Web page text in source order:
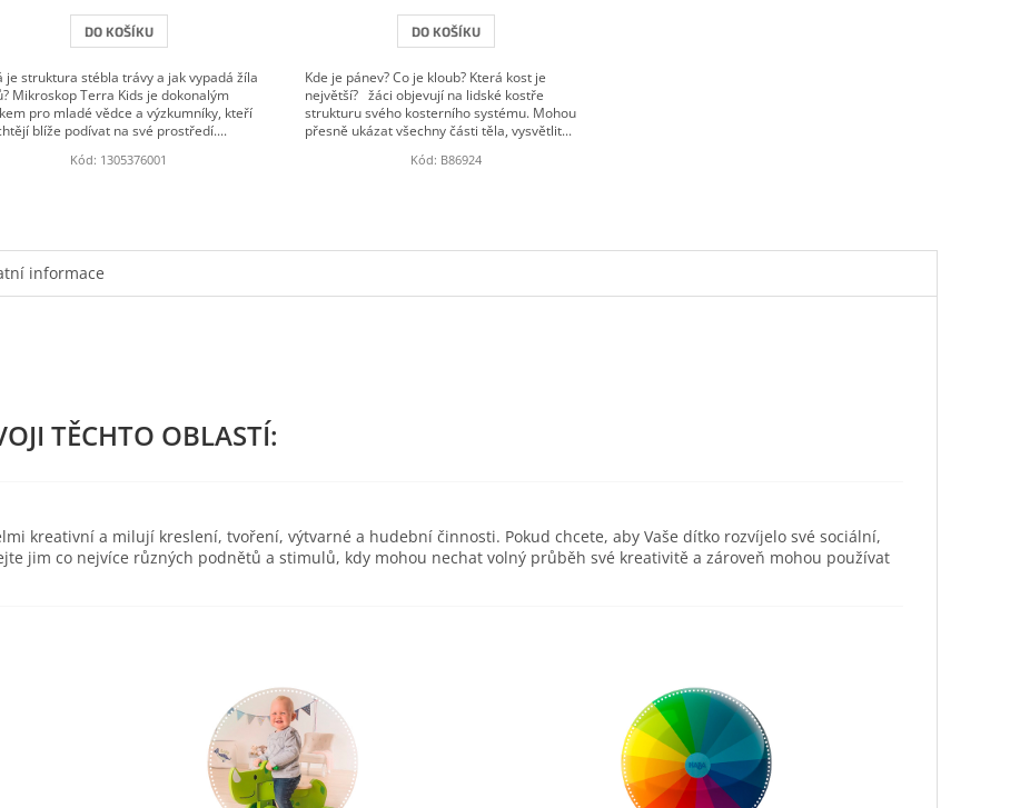
DO KOŠÍKU
je struktura stébla trávy a jak vypadá žíla
Mikroskop Terra Kids je dokonalým
pro mladé vědce a výzkumníky, kteří
blíže podívat na své prostředí....
Kód: 1305376001
DO KOŠÍKU
Kde je pánev? Co je kloub? Která kost je
největší? žáci objevují na lidské kostře
strukturu svého kosterního systému. Mohou
přesně ukázat všechny části těla, vysvětlit...
Kód: B86924
informace
kreativní a milují kreslení, tvoření, výtvarné a hudební činnosti. Pokud chcete, aby Vaše dítko rozvíjelo své sociální,
jim co nejvíce různých podnětů a stimulů, kdy mohou nechat volný průběh své kreativitě a zároveň mohou používat